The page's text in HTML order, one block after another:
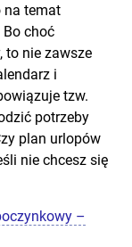
na temat
choć
to nie zawsze
i
tzw.
potrzeby
plan urlopów
nie chcesz się
–